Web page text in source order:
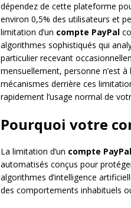
dépendez de cette plateforme
environ 0,5% des utilisateurs et
limitation d’un compte PayPal
algorithmes sophistiqués qui
particulier recevant
mensuellement, personne n’est
mécanismes derrière ces
rapidement l’usage normal de
Pourquoi votre
La limitation d’un compte PayPal
automatisés conçus pour
algorithmes d’intelligence
des comportements inhabituels